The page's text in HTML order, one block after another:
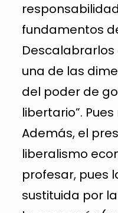
fundamentos
una de las
del poder de
libertario”.
Además, el
liberalismo
profesar, pues
sustituida por